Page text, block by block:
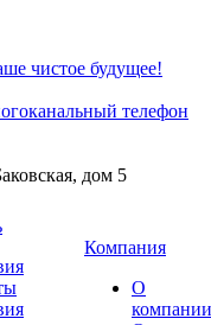
телефон
дом 5
Компания
О
компании